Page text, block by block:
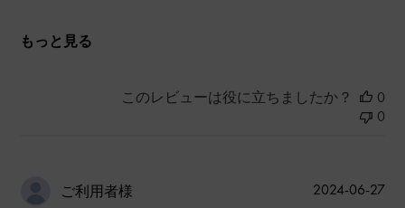
もっと見る
このレビューは役に立ちましたか？
0
0
ご利用者様
公
2024-06-27